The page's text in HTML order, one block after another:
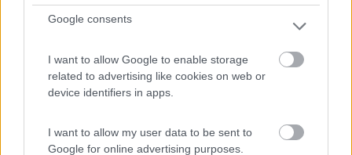
Google consents
I want to allow Google to enable storage
related to advertising like cookies on web or
device identifiers in apps.
I want to allow my user data to be sent to
Google for online advertising purposes.